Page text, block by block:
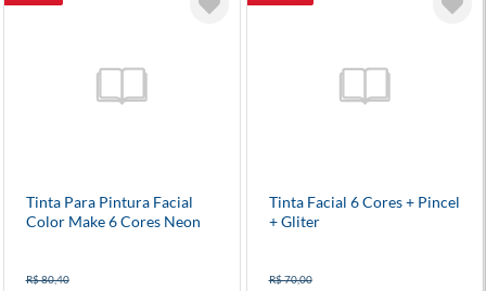
Tinta Para Pintura Facial
Color Make 6 Cores Neon
R$ 80,40
Tinta Facial 6 Cores + Pincel
+ Gliter
R$ 70,00